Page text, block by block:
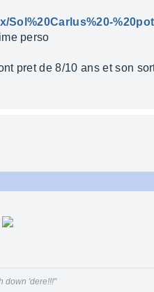
Sol%20Carlus%20-
perso
pret de 8/10 ans et son
down 'dere!!!"